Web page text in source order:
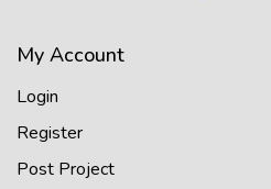
My Account
Login
Register
Post Project